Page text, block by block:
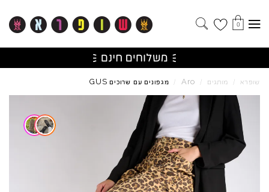
0
שופרא / מותגים /
Aro
/ מגפונים עם שרוכים GUS
Skip to product reviews